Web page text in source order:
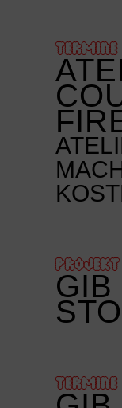
TERMINE
PROJEKT
GIB
TERMINE